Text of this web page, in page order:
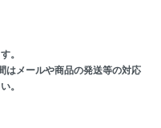
。
はメールや商品の発送等の対応
。